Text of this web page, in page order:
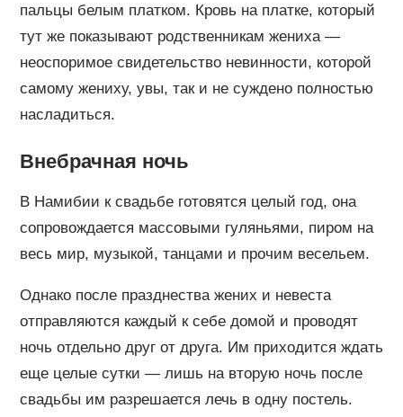
пальцы белым платком. Кровь на платке, который
тут же показывают родственникам жениха —
неоспоримое свидетельство невинности, которой
самому жениху, увы, так и не суждено полностью
насладиться.
Внебрачная ночь
В Намибии к свадьбе готовятся целый год, она
сопровождается массовыми гуляньями, пиром на
весь мир, музыкой, танцами и прочим весельем.
Однако после празднества жених и невеста
отправляются каждый к себе домой и проводят
ночь отдельно друг от друга. Им приходится ждать
еще целые сутки — лишь на вторую ночь после
свадьбы им разрешается лечь в одну постель.